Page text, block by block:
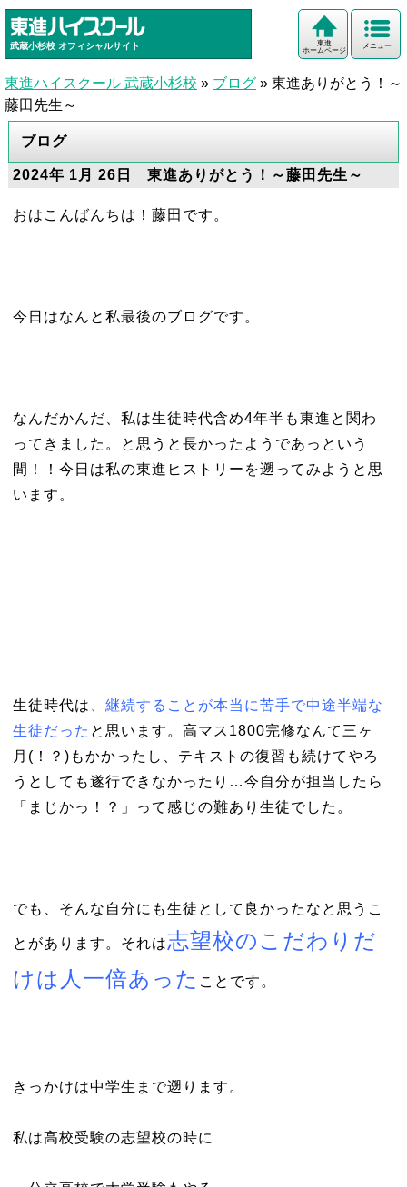
武蔵小杉校 オフィシャルサイト メニュー
東進
ホームページ
東進ハイスクール 武蔵小杉校 » ブログ » 東進ありがとう！～
藤田先生～
ブログ
2024年 1月 26日 東進ありがとう！～藤田先生～
おはこんばんちは！藤田です。
今日はなんと私最後のブログです。
なんだかんだ、私は生徒時代含め4年半も東進と関わ
ってきました。と思うと長かったようであっという
間！！今日は私の東進ヒストリーを遡ってみようと思
います。
生徒時代は
、継続することが本当に苦手で中途半端な
生徒だった と思います。高マス1800完修なんて三ヶ
月(！？)もかかったし、テキストの復習も続けてやろ
うとしても遂行できなかったり…今自分が担当したら
「まじかっ！？」って感じの難あり生徒でした。
でも、そんな自分にも生徒として良かったなと思うこ
とがあります。それは志望校のこだわりだ
けは人一倍あった ことです。
きっかけは中学生まで遡ります。
私は高校受験の志望校の時に